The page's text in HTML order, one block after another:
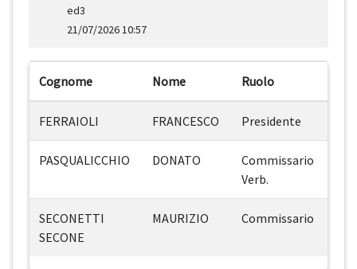
ed3
21/07/2026 10:57
Cognome Nome Ruolo
FERRAIOLI FRANCESCO Presidente
PASQUALICCHIO DONATO
Commissario
Verb.
SECONETTI
SECONE
MAURIZIO Commissario